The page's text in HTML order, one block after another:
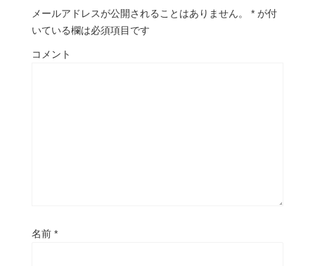
メールアドレスが公開されることはありません。 * が付
いている欄は必須項目です
コメント
名前 *